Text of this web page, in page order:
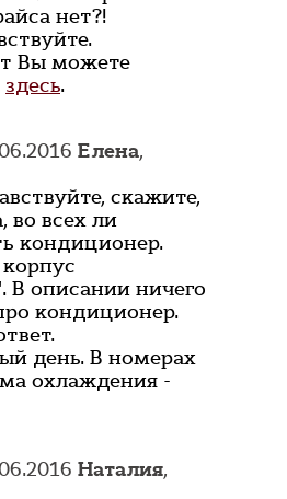
нет?!
Вы можете
здесь.
Елена,
скажите,
во всех ли
кондиционер.
описании ничего
кондиционер.
день. В номерах
охлаждения -
Наталия,